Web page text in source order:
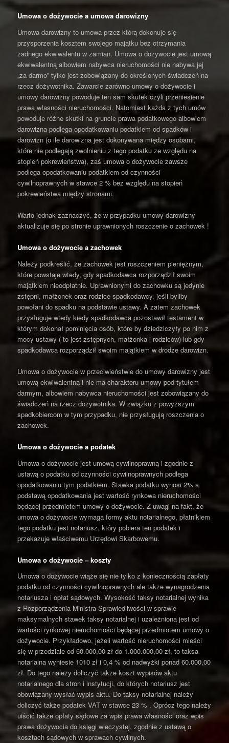
Umowa o dożywocie a umowa darowizny
Umowa darowizny to umowa przez którą dokonuje się
przysporzenia kosztem swojego majątku bez otrzymania
żadnego ekwiwalentu w zamian. Umowa o dożywocie jest umową
ekwiwalentną albowiem nabywca nieruchomości nie nabywa jej
„za darmo” tylko jest zobowiązany do określonych świadczeń na
rzecz dożywotnika. Zawarcie zarówno umowy o dożywocie i
umowy darowizny powoduje ten sam skutek czyli przeniesienie
prawa własności nieruchomości. Natomiast każda z tych umów
powoduje różne skutki na gruncie prawa podatkowego albowiem
darowizna podlega opodatkowaniu podatkiem od spadków i
darowizn (o ile darowizna jest dokonywana między osobami,
które nie podlegają zwolnieniu z tego podatku ze względu na
stopień pokrewieństwa), zaś umowa o dożywocie zawsze
podlega opodatkowaniu podatkiem od czynności
cywilnoprawnych w stawce 2 % bez względu na stopień
pokrewieństwa między stronami.
Warto jednak zaznaczyć, że w przypadku umowy darowizny
aktualizuje się po stronie uprawnionych roszczenie o zachowek !
Umowa o dożywocie a zachowek
Należy podkreślić, że zachowek jest roszczeniem pieniężnym,
które powstaje wtedy, gdy spadkodawca rozporządził swoim
majątkiem nieodpłatnie. Uprawnionymi do zachowku są jedynie
zstępni, małżonek oraz rodzice spadkodawcy, jeśli byliby
powołani do spadku na podstawie ustawy. A zatem zachowek
przysługuje wtedy kiedy spadkodawca pozostawił testament w
którym dokonał pominięcia osób, które by dziedziczyły po nim z
mocy ustawy ( to jest zstępnych, małżonka i rodziców) lub gdy
spadkodawca rozporządził swoim majątkiem w drodze darowizn.
Umowa o dożywocie w przeciwieństwie do umowy darowizny jest
umową ekwiwalentną i nie ma charakteru umowy pod tytułem
darmym, albowiem nabywca nieruchomości jest zobowiązany do
świadczeń na rzecz dożywotnika. W związku z powyższym
spadkobiercom w tym przypadku, nie przysługują roszczenia o
zachowek.
Umowa o dożywocie a podatek
Umowa o dożywocie jest umową cywilnoprawną i zgodnie z
ustawą o podatku od czynności cywilnoprawnych podlega
opodatkowaniu tym podatkiem. Stawka podatku wynosi 2% a
podstawą opodatkowania jest wartość rynkowa nieruchomości
będącej przedmiotem umowy o dożywocie. Z uwagi na fakt, że
umowa o dożywocie wymaga formy aktu notarialnego, płatnikiem
tego podatku jest notariusz, który pobiera ten podatek i
przekazuje właściwemu Urzędowi Skarbowemu.
Umowa o dożywocie – koszty
Umowa o dożywocie wiąże się nie tylko z koniecznością zapłaty
podatku od czynności cywilnoprawnych ale także wynagrodzenia
notariusza i opłat sądowych. Wysokość taksy notarialnej wynika
z Rozporządzenia Ministra Sprawiedliwości w sprawie
maksymalnych stawek taksy notarialnej i uzależniona jest od
wartości rynkowej nieruchomości będącej przedmiotem umowy o
dożywocie. Przykładowo, jeżeli wartość nieruchomości mieści
się w przedziale od 60.000,00 zł do 1.000.000,00 zł, to taksa
notarialna wyniesie 1010 zł i 0,4 % od nadwyżki ponad 60.000,00
zł. Do tego należy doliczyć także koszt wypisów aktu
notarialnego dla stron i instytucji, do których notariusz jest
obowiązany wysłać wypis aktu. Do taksy notarialnej należy
doliczyć także podatek VAT w stawce 23 % . Oprócz tego należy
uiścić także opłaty sądowe za wpis prawa własności oraz wpis
prawa dożywocia do księgi wieczystej, zgodnie z ustawą o
kosztach sądowych w sprawach cywilnych.